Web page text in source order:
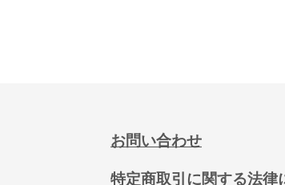
お問い合わせ
特定商取引に関する法律